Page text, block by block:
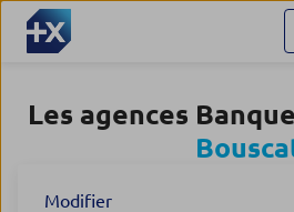
Les agences
Modifier